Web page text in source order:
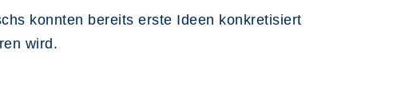
konnten bereits erste Ideen konkretisiert
wird.